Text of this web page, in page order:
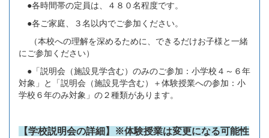
●各時間帯の定員は、４８０名程度です。
●各ご家庭、３名以内でご参加ください。
（本校への理解を深めるために、できるだけお子様と一緒
にご参加ください）
●「説明会（施設見学含む）のみのご参加：小学校４～６年
対象」と「説明会（施設見学含む）＋体験授業への参加：小
学校６年のみ対象」の２種類があります。
【学校説明会の詳細】※体験授業は変更になる可能性